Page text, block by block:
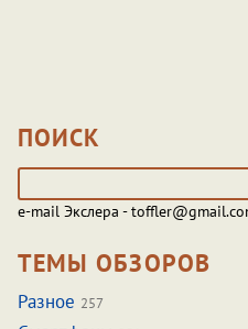
ПОИСК
e-mail Экслера -
ТЕМЫ ОБЗОРОВ
Разное 257